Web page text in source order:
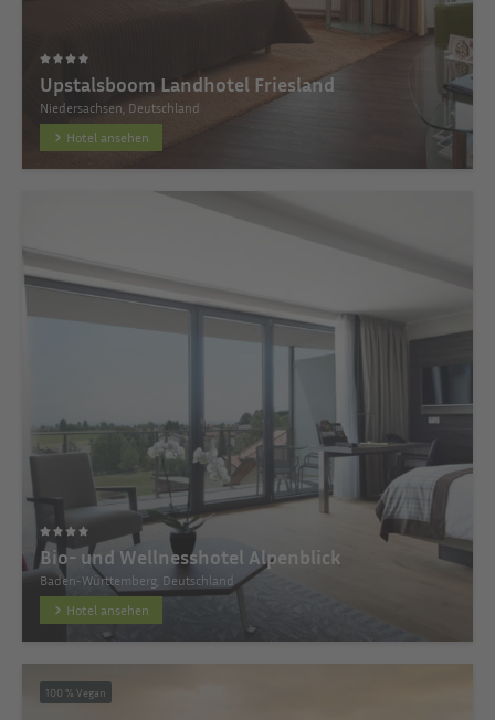
Upstalsboom Landhotel Friesland
Niedersachsen, Deutschland
Hotel ansehen
Bio- und Wellnesshotel Alpenblick
Baden-Württemberg, Deutschland
Hotel ansehen
100 % Vegan